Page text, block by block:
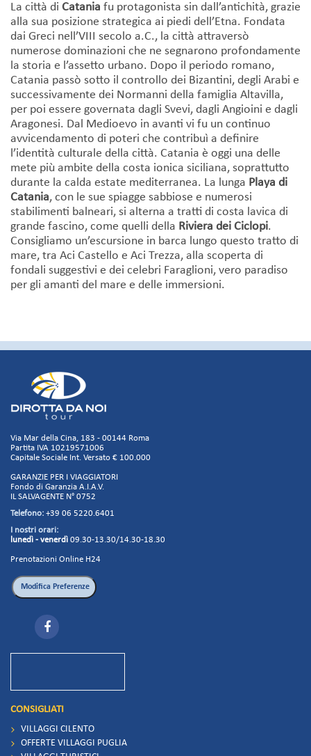
La città di Catania fu protagonista sin dall’antichità, grazie
alla sua posizione strategica ai piedi dell’Etna. Fondata
dai Greci nell’VIII secolo a.C., la città attraversò
numerose dominazioni che ne segnarono profondamente
la storia e l’assetto urbano. Dopo il periodo romano,
Catania passò sotto il controllo dei Bizantini, degli Arabi e
successivamente dei Normanni della famiglia Altavilla,
per poi essere governata dagli Svevi, dagli Angioini e dagli
Aragonesi. Dal Medioevo in avanti vi fu un continuo
avvicendamento di poteri che contribuì a definire
l’identità culturale della città. Catania è oggi una delle
mete più ambite della costa ionica siciliana, soprattutto
durante la calda estate mediterranea. La lunga Playa di
Catania, con le sue spiagge sabbiose e numerosi
stabilimenti balneari, si alterna a tratti di costa lavica di
grande fascino, come quelli della Riviera dei Ciclopi.
Consigliamo un’escursione in barca lungo questo tratto di
mare, tra Aci Castello e Aci Trezza, alla scoperta di
fondali suggestivi e dei celebri Faraglioni, vero paradiso
per gli amanti del mare e delle immersioni.
Via Mar della Cina, 183 - 00144 Roma
Partita IVA 10219571006
Capitale Sociale Int. Versato € 100.000
GARANZIE PER I VIAGGIATORI
Fondo di Garanzia A.I.A.V.
IL SALVAGENTE N° 0752
Telefono: +39 06 5220.6401
I nostri orari:
lunedì - venerdì 09.30-13.30/14.30-18.30
Prenotazioni Online H24
CONSIGLIATI
VILLAGGI CILENTO
OFFERTE VILLAGGI PUGLIA